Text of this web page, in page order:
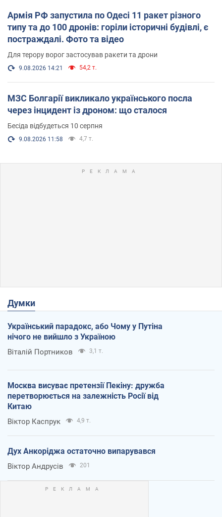
Армія РФ запустила по Одесі 11 ракет різного
типу та до 100 дронів: горіли історичні будівлі, є
постраждалі. Фото та відео
Для терору ворог застосував ракети та дрони
9.08.2026 14:21 54,2 т.
МЗС Болгарії викликало українського посла
через інцидент із дроном: що сталося
Бесіда відбудеться 10 серпня
9.08.2026 11:58 4,7 т.
Думки
Український парадокс, або Чому у Путіна
нічого не вийшло з Україною
Віталій Портников 3,1 т.
Москва висуває претензії Пекіну: дружба
перетворюється на залежність Росії від
Китаю
Віктор Каспрук 4,9 т.
Дух Анкоріджа остаточно випарувався
Віктор Андрусів 201